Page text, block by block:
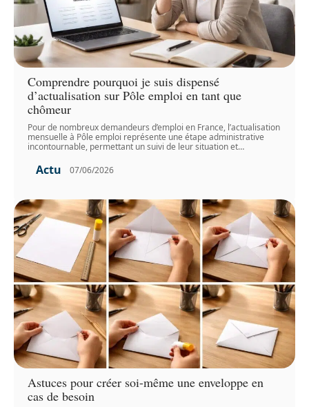
Comprendre pourquoi je suis dispensé
d’actualisation sur Pôle emploi en tant que
chômeur
Pour de nombreux demandeurs d’emploi en France, l’actualisation
mensuelle à Pôle emploi représente une étape administrative
incontournable, permettant un suivi de leur situation et…
Actu 07/06/2026
Astuces pour créer soi-même une enveloppe en
cas de besoin